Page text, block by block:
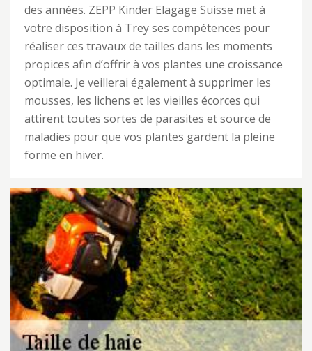
des années. ZEPP Kinder Elagage Suisse met à
votre disposition à Trey ses compétences pour
réaliser ces travaux de tailles dans les moments
propices afin d’offrir à vos plantes une croissance
optimale. Je veillerai également à supprimer les
mousses, les lichens et les vieilles écorces qui
attirent toutes sortes de parasites et source de
maladies pour que vos plantes gardent la pleine
forme en hiver.